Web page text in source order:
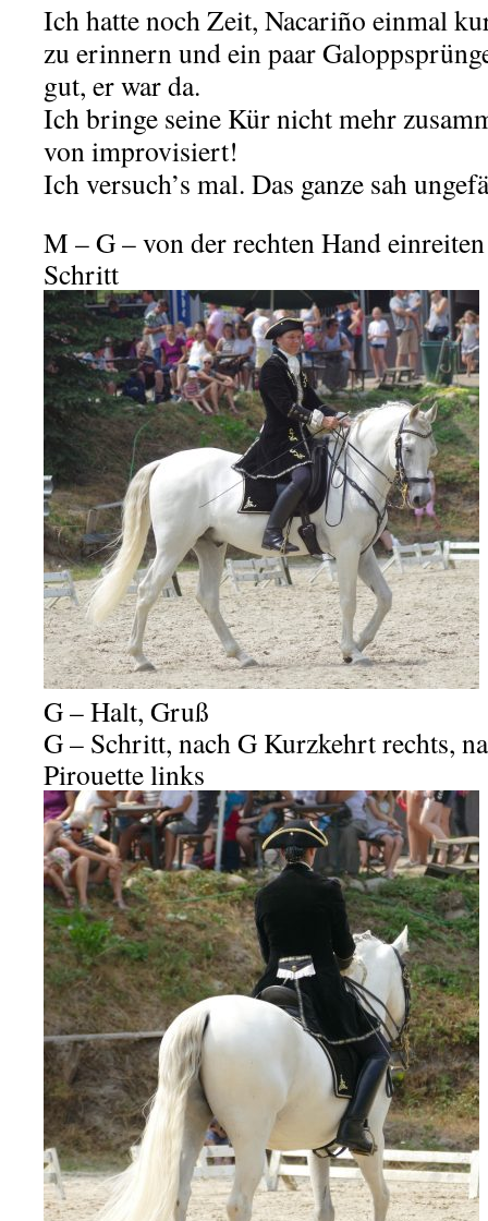
Ich hatte noch Zeit, Nacariño einmal
zu erinnern und ein paar
gut, er war da.
Ich bringe seine Kür nicht mehr
von improvisiert!
Ich versuch’s mal. Das ganze sah
M – G – von der rechten Hand
Schritt
G – Halt, Gruß
G – Schritt, nach G Kurzkehrt rechts,
Pirouette links